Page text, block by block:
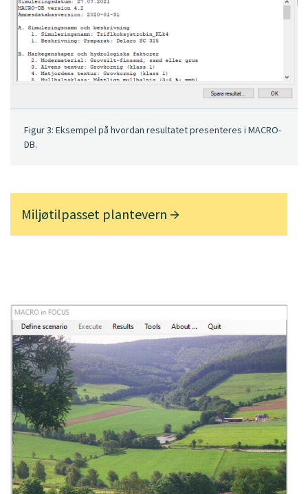
Figur 3: Eksempel på hvordan resultatet presenteres i MACRO-
DB.
Miljøtilpasset plantevern